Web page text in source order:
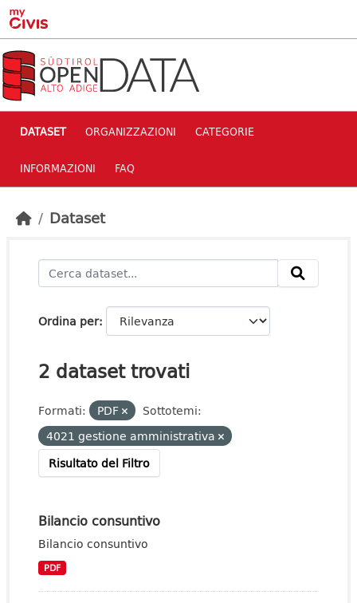
Skip to main content
DATASET ORGANIZZAZIONI CATEGORIE
INFORMAZIONI FAQ
Dataset
Ordina per
2 dataset trovati
Formati: PDF
Sottotemi:
4021 gestione amministrativa
Risultato del Filtro
Bilancio consuntivo
Bilancio consuntivo
PDF